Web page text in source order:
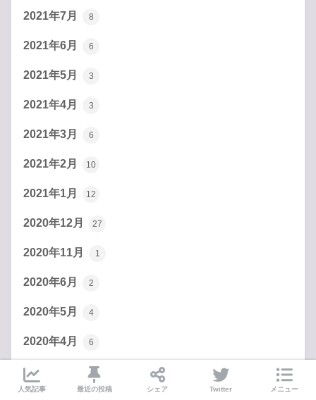
2021年7月 8
2021年6月 6
2021年5月 3
2021年4月 3
2021年3月 6
2021年2月 10
2021年1月 12
2020年12月 27
2020年11月 1
2020年6月 2
2020年5月 4
2020年4月 6
2020年3月 1
人気記事 最近の投稿 シェア Twitter メニュー